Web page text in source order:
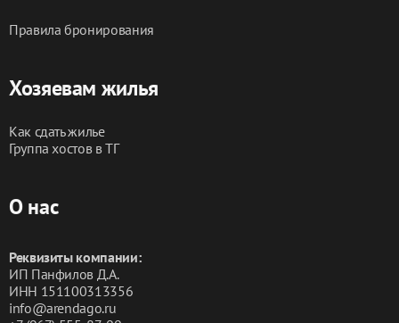
Правила бронирования
Хозяевам жилья
Как сдать жилье
Группа хостов в ТГ
О нас
Реквизиты компании:
ИП Панфилов Д.А.
ИНН 151100313356
info@arendago.ru